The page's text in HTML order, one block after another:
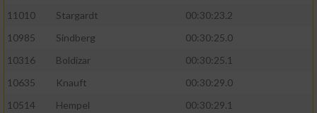
11010
Stargardt
00:30:23.2
10985
Sindberg
00:30:25.0
10316
Boldizar
00:30:25.1
10635
Knauft
00:30:29.0
10514
Hempel
00:30:29.1